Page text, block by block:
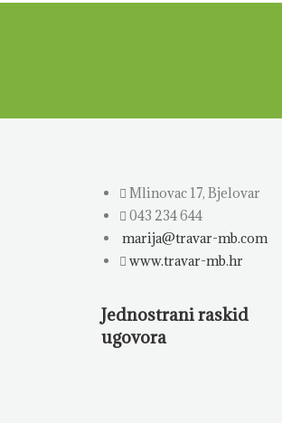
Mlinovac 17, Bjelovar
043 234 644
marija@travar-mb.com
www.travar-mb.hr
Jednostrani raskid
ugovora